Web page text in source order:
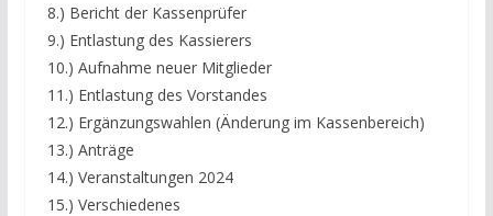
8.) Bericht der Kassenprüfer
9.) Entlastung des Kassierers
10.) Aufnahme neuer Mitglieder
11.) Entlastung des Vorstandes
12.) Ergänzungswahlen (Änderung im Kassenbereich)
13.) Anträge
14.) Veranstaltungen 2024
15.) Verschiedenes